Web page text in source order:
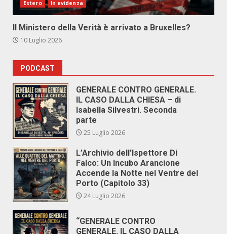
Estero In evidenza
Il Ministero della Verità è arrivato a Bruxelles?
10 Luglio 2026
PODCAST
GENERALE CONTRO GENERALE.
IL CASO DALLA CHIESA – di
Isabella Silvestri. Seconda
parte
25 Luglio 2026
L’Archivio dell’Ispettore Di
Falco: Un Incubo Arancione
Accende la Notte nel Ventre del
Porto (Capitolo 33)
24 Luglio 2026
“GENERALE CONTRO
GENERALE. IL CASO DALLA